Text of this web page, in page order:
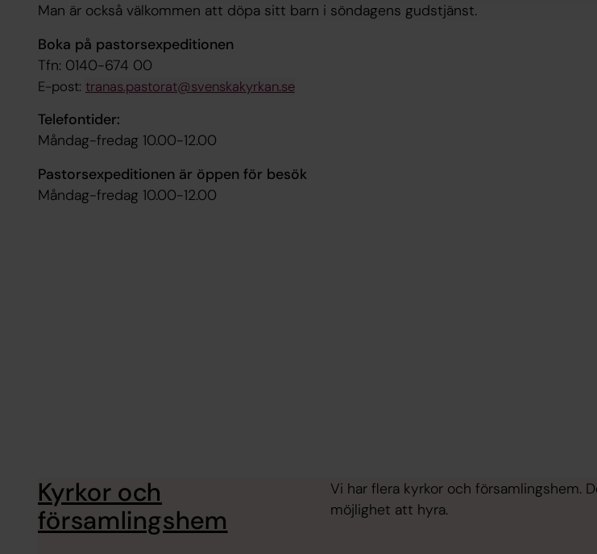
Man är också välkommen att döpa sitt barn i söndagens gudstjänst.
Boka på pastorsexpeditionen
Tfn: 0140-674 00
E-post: tranas.pastorat@svenskakyrkan.se
Telefontider:
Måndag-fredag 10.00-12.00
Pastorsexpeditionen är öppen för besök
Måndag-fredag 10.00-12.00
Kyrkor och
församlingshem
Vi har flera kyrkor och församlingshem.
möjlighet att hyra.